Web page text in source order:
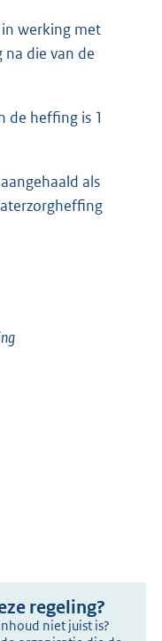
werking met
na die van de
de heffing is 1
als
regeling?
niet juist is?